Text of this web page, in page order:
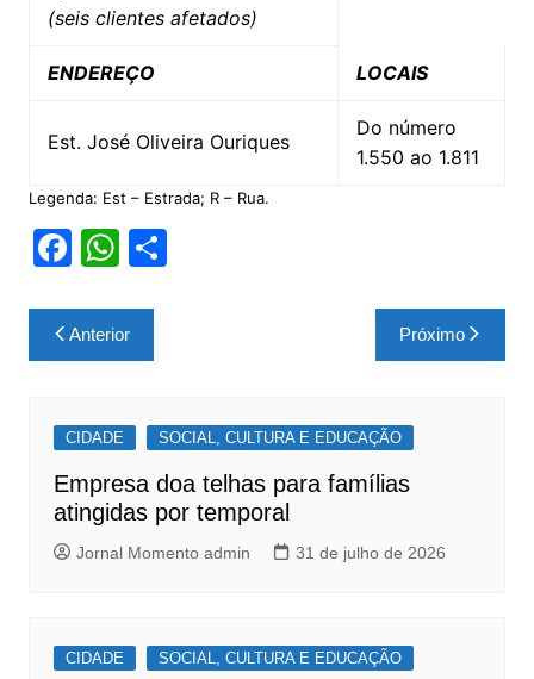
(seis clientes afetados)
ENDEREÇO LOCAIS
Est. José Oliveira Ouriques
Do número
1.550 ao 1.811
Legenda: Est – Estrada; R – Rua.
F
c
e
o
o
k
W
at
s
p
p
S
Navegação
de
Anterior Próximo
CIDADE SOCIAL, CULTURA E EDUCAÇÃO
Empresa doa telhas para famílias
atingidas por temporal
Jornal Momento admin 31 de julho de 2026
CIDADE SOCIAL, CULTURA E EDUCAÇÃO